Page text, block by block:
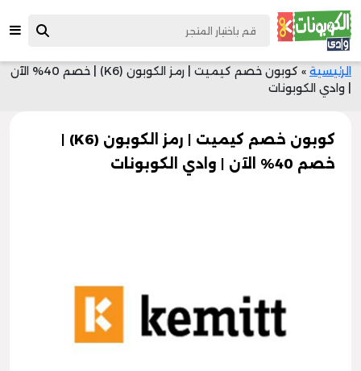
الرئيسية »
كوبون خصم كيميت | رمز الكوبون (K6) | خصم 40% الآن
| وادي الكوبونات
كوبون خصم كيميت | رمز الكوبون (K6) |
خصم 40% الآن | وادي الكوبونات